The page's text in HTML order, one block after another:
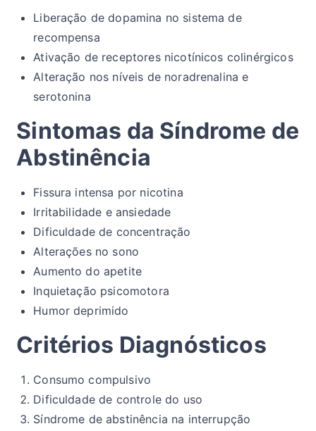
Liberação de dopamina no sistema de
recompensa
Ativação de receptores nicotínicos colinérgicos
Alteração nos níveis de noradrenalina e
serotonina
Sintomas da Síndrome de
Abstinência
Fissura intensa por nicotina
Irritabilidade e ansiedade
Dificuldade de concentração
Alterações no sono
Aumento do apetite
Inquietação psicomotora
Humor deprimido
Critérios Diagnósticos
Consumo compulsivo
Dificuldade de controle do uso
Síndrome de abstinência na interrupção